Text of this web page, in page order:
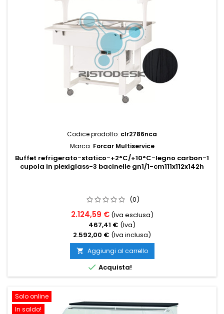
Codice prodotto: clr2786nca
Marca: Forcar Multiservice
Buffet refrigerato-statico-+2°C/+10°C-legno carbon-1
cupola in plexiglass-3 bacinelle gn1/1-cm111x112x142h
(0)
2.124,59 € (Iva esclusa)
467,41 € (Iva)
2.592,00 € (Iva inclusa)
 Aggiungi al carrello
 Acquista!
Solo online
In saldo!